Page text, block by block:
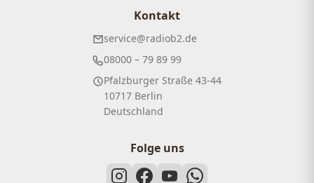
Kontakt
service@radiob2.de
08000 – 79 89 99
Pfalzburger Straße 43-44
10717 Berlin
Deutschland
Folge uns